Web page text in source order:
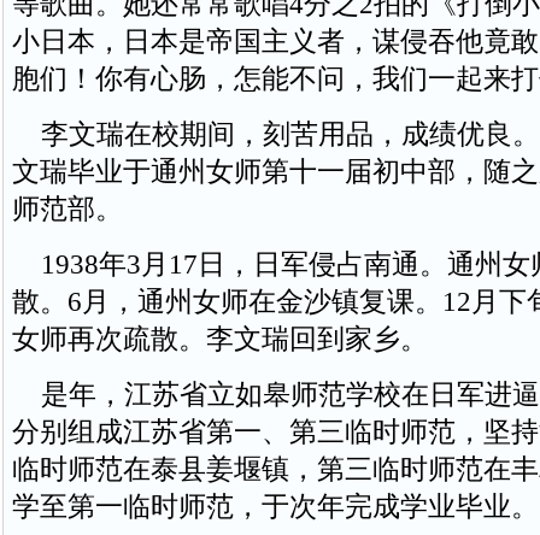
小日本，日本是帝国主义者，谋侵吞他竟
胞们！你有心肠，怎能不问，我们一起来
李文瑞在校期间，刻苦用品，成绩优良
文瑞毕业于通州女师第十一届初中部，随
师范部。
1938年3月17日，日军侵占南通。通州女
散。6月，通州女师在金沙镇复课。12月下
女师再次疏散。李文瑞回到家乡。
是年，江苏省立如皋师范学校在日军进
分别组成江苏省第一、第三临时师范，坚
临时师范在泰县姜堰镇，第三临时师范在
学至第一临时师范，于次年完成学业毕业。